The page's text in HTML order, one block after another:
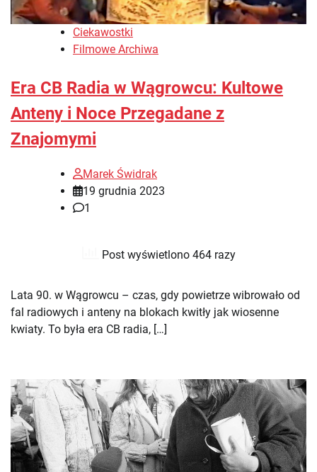
Ciekawostki
Filmowe Archiwa
Era CB Radia w Wągrowcu: Kultowe
Anteny i Noce Przegadane z
Znajomymi
Marek Świdrak
19 grudnia 2023
1
Post wyświetlono 464 razy
Lata 90. w Wągrowcu – czas, gdy powietrze wibrowało od
fal radiowych i anteny na blokach kwitły jak wiosenne
kwiaty. To była era CB radia, […]